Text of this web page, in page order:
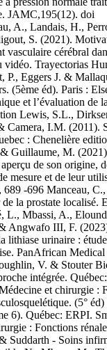
JAMC,195(12). doi
A., Landais, H.,
S. (2021).
vasculaire cérébral
Trayectorias
P., Eggers J. &
(5ème éd). Paris :
et l’évaluation de
Lewis, S.L.,
I.M. (2011).
: Chenelière
Guillaume, M.
de son origine,
mesure et de leur
-696 Manceau,
la prostate localisé.
L., Mbassi, A.,
Angwafo III, F.
lithiase urinaire :
PanAfrican
V. & Stouter
intégrée.
et chirurgie :
(5°
6). Québec: ERPI.
: Fonctions
Suddarth - Soins